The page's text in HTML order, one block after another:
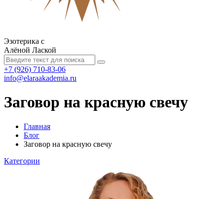
Эзотерика с
Алёной Лаской
+7 (926) 710-83-06
info@elaraakademia.ru
Заговор на красную свечу
Главная
Блог
Заговор на красную свечу
Категории